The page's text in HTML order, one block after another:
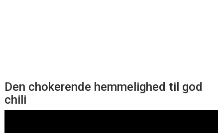
Den chokerende hemmelighed til god
chili